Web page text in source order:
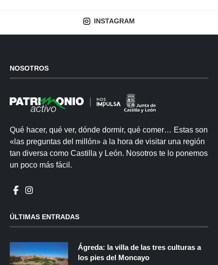
INSTAGRAM
NOSOTROS
Qué hacer, qué ver, dónde dormir, qué comer… Estas son
«las preguntas del millón» a la hora de visitar una región
tan diversa como Castilla y León. Nosotros te lo ponemos
un poco más fácil.
ÚLTIMAS ENTRADAS
Ágreda: la villa de las tres culturas a
los pies del Moncayo